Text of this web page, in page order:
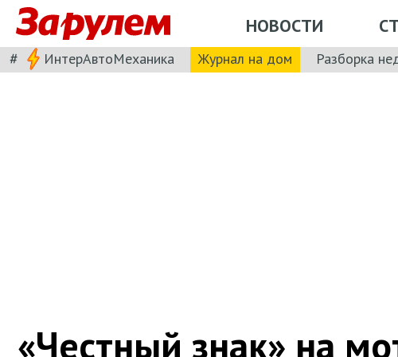
НОВОСТИ
# ИнтерАвтоМеханика Журнал на дом Разборка
«Честный знак» на